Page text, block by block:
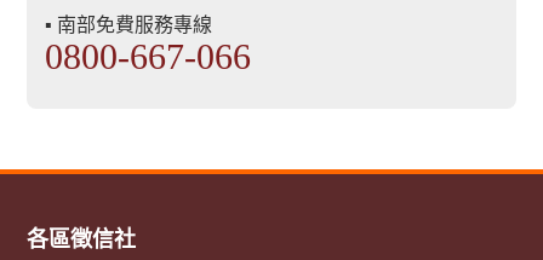
▪ 南部免費服務專線
0800-667-066
各區徵信社